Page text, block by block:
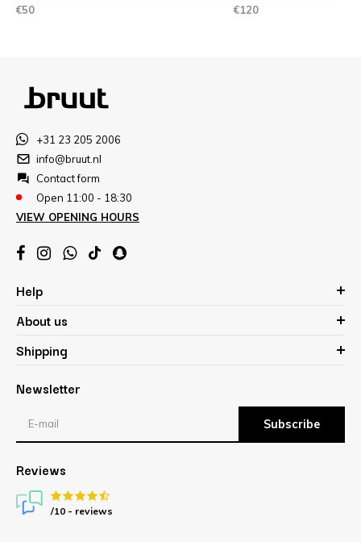
€50 €120
+31 23 205 2006
info@bruut.nl
Contact form
Open 11:00 - 18:30
VIEW OPENING HOURS
Help
About us
Shipping
Newsletter
Subscribe
Reviews
/10 - reviews